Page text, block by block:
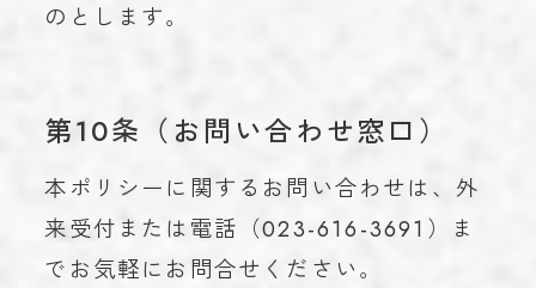
のとします。
第10条（お問い合わせ窓口）
本ポリシーに関するお問い合わせは、外
来受付または電話（023-616-3691）ま
でお気軽にお問合せください。